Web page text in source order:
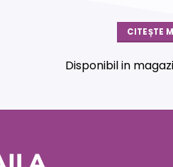
CITEȘTE
Disponibil in